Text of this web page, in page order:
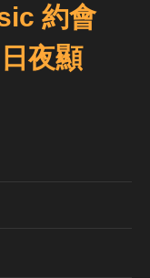
約會
夜顯